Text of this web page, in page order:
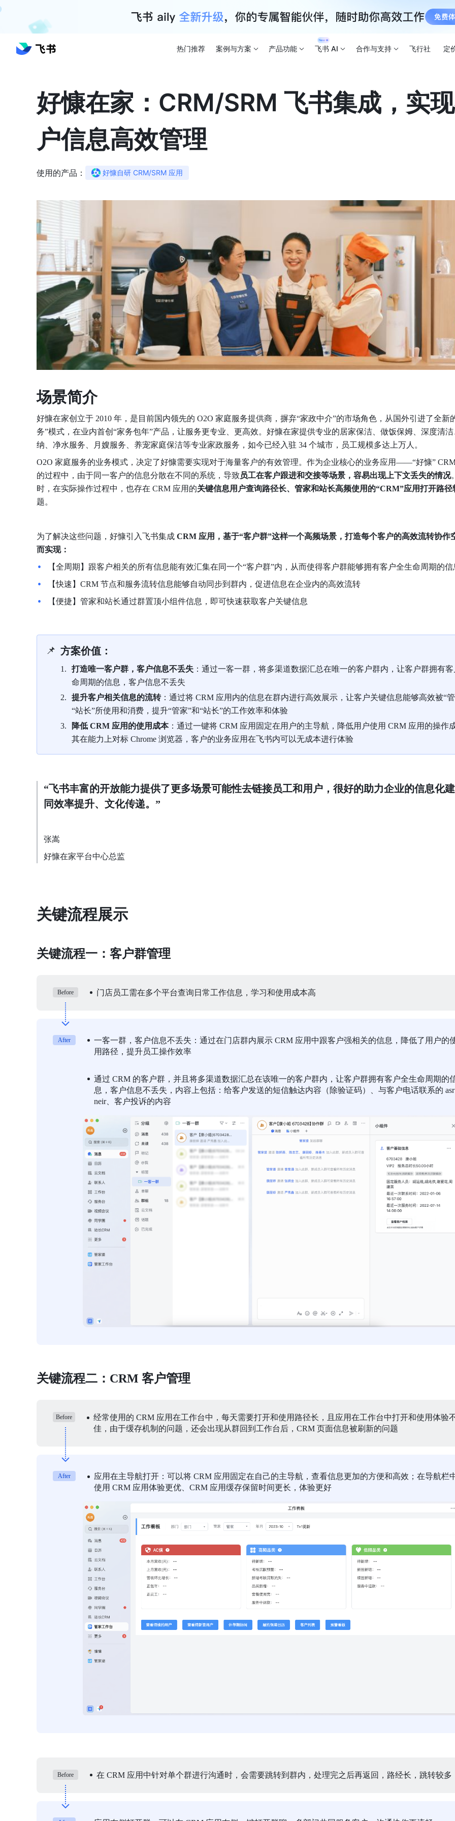
热门推荐 案例与方案 产品功能 飞书 AI 合作与支持 飞行社 定
好慷在家：CRM/SRM 飞书集成，实
户信息高效管理
使用的产品： 好慷自研 CRM/SRM 应用
场景简介
好慷在家创立于 2010 年，是目前国内领先的 O2O 家庭服务提供商，摒弃“家政中介”的市场角色，从国外引进了全新
务”模式，在业内首创“家务包年”产品，让服务更专业、更高效。好慷在家提供专业的居家保洁、做饭保姆、深度清
纳、净水服务、月嫂服务、养宠家庭保洁等专业家政服务，如今已经入驻 34 个城市，员工规模多达上万人。
O2O 家庭服务的业务模式，决定了好慷需要实现对于海量客户的有效管理。作为企业核心的业务应用——“好慷”
的过程中，由于同一客户的信息分散在不同的系统，导致员工在客户跟进和交接等场景，容易出现上下文丢失的情况
时，在实际操作过程中，也存在 CRM 应用的关键信息用户查询路径长、管家和站长高频使用的“CRM”应用打开路径
题。
为了解决这些问题，好慷引入飞书集成 CRM 应用，基于“客户群”这样一个高频场景，打造每个客户的高效流转协作
而实现：
【全周期】跟客户相关的所有信息能有效汇集在同一个“客户群”内，从而使得客户群能够拥有客户全生命周期的信
【快速】CRM 节点和服务流转信息能够自动同步到群内，促进信息在企业内的高效流转
【便捷】管家和站长通过群置顶小组件信息，即可快速获取客户关键信息
📌 方案价值：
打造唯一客户群，客户信息不丢失 ：通过一客一群，将多渠道数据汇总在唯一的客户群内，让客户群拥有
命周期的信息，客户信息不丢失
提升客户相关信息的流转：通过将 CRM 应用内的信息在群内进行高效展示，让客户关键信息能够高效被“
“站长”所使用和消费，提升“管家”和“站长”的工作效率和体验
降低 CRM 应用的使用成本：通过一键将 CRM 应用固定在用户的主导航，降低用户使用 CRM 应用的操作
其在能力上对标 Chrome 浏览器，客户的业务应用在飞书内可以无成本进行体验
“飞书丰富的开放能力提供了更多场景可能性去链接员工和用户，很好的助力企业的信息化
同效率提升、文化传递。”
张嵩
好慷在家平台中心总监
关键流程展示
关键流程一：客户群管理
Before 门店员工需在多个平台查询日常工作信息，学习和使用成本高
After
一客一群，客户信息不丢失：通过在门店群内展示 CRM 应用中跟客户强相关的信息，降低了用户的
用路径，提升员工操作效率
通过 CRM 的客户群，并且将多渠道数据汇总在该唯一的客户群内，让客户群拥有客户全生命周期的
息，客户信息不丢失，内容上包括：给客户发送的短信触达内容（除验证码）、与客户电话联系的 asr
neir、客户投诉的内容
关键流程二：CRM 客户管理
Before
经常使用的 CRM 应用在工作台中，每天需要打开和使用路径长，且应用在工作台中打开和使用体验
佳，由于缓存机制的问题，还会出现从群回到工作台后，CRM 页面信息被刷新的问题
After
应用在主导航打开：可以将 CRM 应用固定在自己的主导航，查看信息更加的方便和高效；在导航栏
使用 CRM 应用体验更优、CRM 应用缓存保留时间更长，体验更好
Before 在 CRM 应用中针对单个群进行沟通时，会需要跳转到群内，处理完之后再返回，路经长，跳转较多